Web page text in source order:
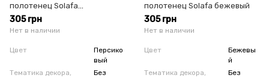
полотенец Solafa
персиковый
305 грн
Нет в наличии
Цвет
Персико
вый
Тематика декора,
Без
полотенец Solafa бежевый
305 грн
Нет в наличии
Цвет
Бежевы
й
Тематика декора,
Без